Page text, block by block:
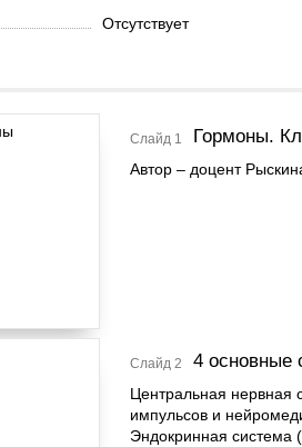
Отсутствует
Слайд 1 Гормоны.
Автор – доцент
Слайд 2 4 основные
Центральная нервная
импульсов и
Эндокринная система